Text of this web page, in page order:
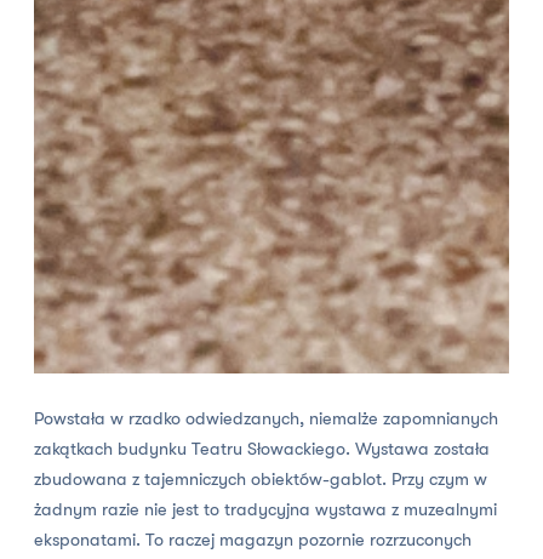
Powstała w rzadko odwiedzanych, niemalże zapomnianych
zakątkach budynku Teatru Słowackiego. Wystawa została
zbudowana z tajemniczych obiektów-gablot. Przy czym w
żadnym razie nie jest to tradycyjna wystawa z muzealnymi
eksponatami. To raczej magazyn pozornie rozrzuconych